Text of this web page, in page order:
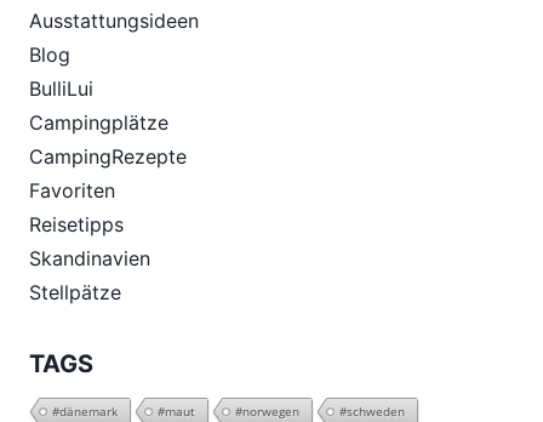
Ausstattungsideen
Blog
BulliLui
Campingplätze
CampingRezepte
Favoriten
Reisetipps
Skandinavien
Stellpätze
TAGS
#dänemark #maut #norwegen #schweden